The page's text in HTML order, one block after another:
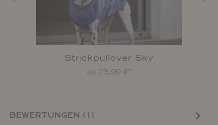
Strickpullover Sky
ab 23,99 €*
BEWERTUNGEN (1)